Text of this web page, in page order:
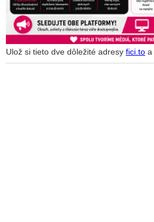
Ulož si tieto dve dôležité adresy fici.to a